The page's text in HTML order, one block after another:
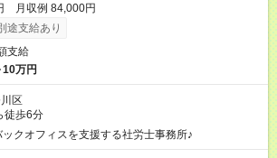
月収例 84,000円
途支給あり
支給
10万円
区
徒歩6分
クオフィスを支援する社労士事務所♪